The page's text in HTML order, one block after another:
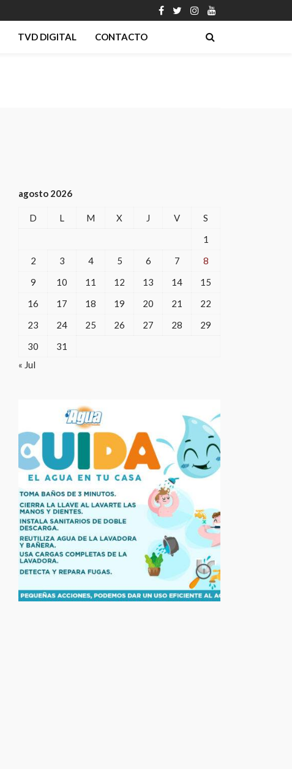
TVD DIGITAL CONTACTO
agosto 2026
D L M X J V
S
1
2
3 4 5 6 7
8
9
10 11 12 13 14
15
16
17 18 19 20 21
22
23
24 25 26 27 28
29
30
31
« Jul